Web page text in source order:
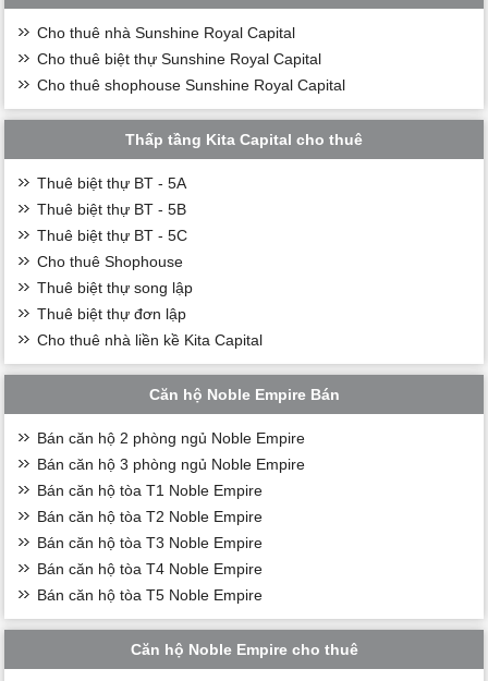
Cho thuê nhà Sunshine Royal Capital
Cho thuê biệt thự Sunshine Royal Capital
Cho thuê shophouse Sunshine Royal Capital
Thấp tầng Kita Capital cho thuê
Thuê biệt thự BT - 5A
Thuê biệt thự BT - 5B
Thuê biệt thự BT - 5C
Cho thuê Shophouse
Thuê biệt thự song lập
Thuê biệt thự đơn lập
Cho thuê nhà liền kề Kita Capital
Căn hộ Noble Empire Bán
Bán căn hộ 2 phòng ngủ Noble Empire
Bán căn hộ 3 phòng ngủ Noble Empire
Bán căn hộ tòa T1 Noble Empire
Bán căn hộ tòa T2 Noble Empire
Bán căn hộ tòa T3 Noble Empire
Bán căn hộ tòa T4 Noble Empire
Bán căn hộ tòa T5 Noble Empire
Căn hộ Noble Empire cho thuê